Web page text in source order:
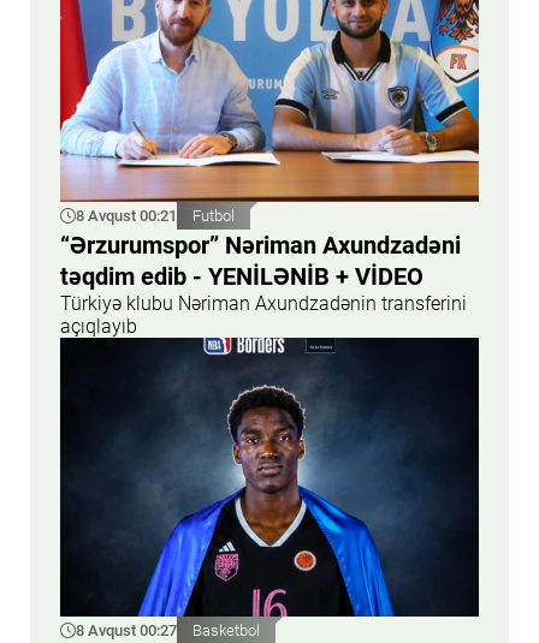
8 Avqust 00:21 Futbol
“Ərzurumspor” Nəriman Axundzadəni
təqdim edib - YENİLƏNİB + VİDEO
Türkiyə klubu Nəriman Axundzadənin transferini
açıqlayıb
8 Avqust 00:27 Basketbol